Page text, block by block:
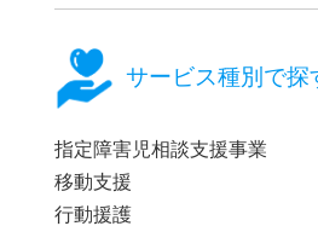
サービス種別で探
指定障害児相談支援事業
移動支援
行動援護